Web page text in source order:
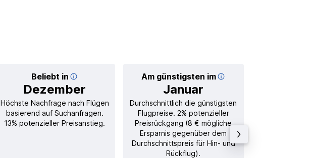
Beliebt in
Dezember
Am günstigsten im
Januar
Höchste Nachfrage nach Flügen
basierend auf Suchanfragen.
13% potenzieller Preisanstieg.
Durchschnittlich die günstigsten
Flugpreise. 2% potenzieller
Preisrückgang (8 € mögliche
Ersparnis gegenüber dem
Durchschnittspreis für Hin- und
Rückflug).